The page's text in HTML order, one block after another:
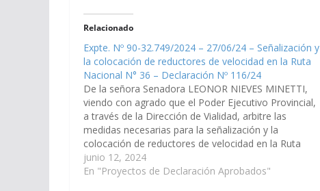
Relacionado
Expte. Nº 90-32.749/2024 – 27/06/24 – Señalización y
la colocación de reductores de velocidad en la Ruta
Nacional N° 36 – Declaración Nº 116/24
De la señora Senadora LEONOR NIEVES MINETTI,
viendo con agrado que el Poder Ejecutivo Provincial,
a través de la Dirección de Vialidad, arbitre las
medidas necesarias para la señalización y la
colocación de reductores de velocidad en la Ruta
Nacional N° 36 desde la salida del municipio de
Rosario de…
junio 12, 2024
En "Proyectos de Declaración Aprobados"